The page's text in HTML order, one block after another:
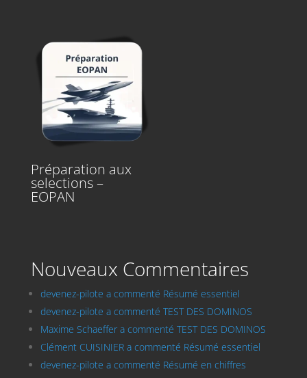
Préparation aux
selections –
EOPAN
Nouveaux Commentaires
devenez-pilote a commenté Résumé essentiel
devenez-pilote a commenté TEST DES DOMINOS
Maxime Schaeffer a commenté TEST DES DOMINOS
Clément CUISINIER a commenté Résumé essentiel
devenez-pilote a commenté Résumé en chiffres